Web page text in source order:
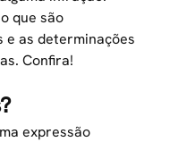
que são
e as determinações
Confira!
expressão